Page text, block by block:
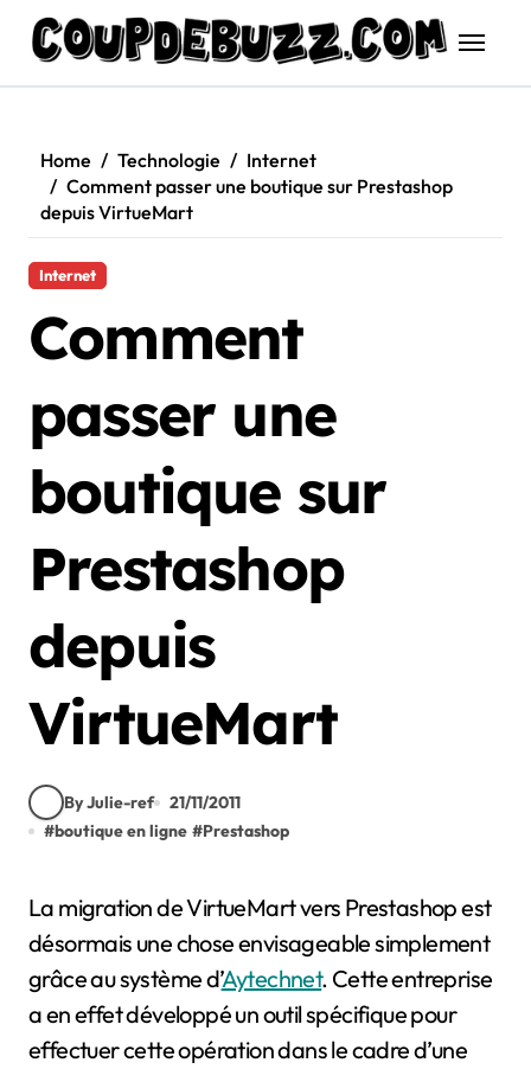
content
Home Technologie
Internet
Comment passer une boutique sur Prestashop
depuis VirtueMart
Internet
Comment
passer une
boutique sur
Prestashop
depuis
VirtueMart
By Julie-ref
21/11/2011
#boutique en ligne #Prestashop
La migration de VirtueMart vers Prestashop est
désormais une chose envisageable simplement
grâce au système d’Aytechnet. Cette entreprise
a en effet développé un outil spécifique pour
effectuer cette opération dans le cadre d’une